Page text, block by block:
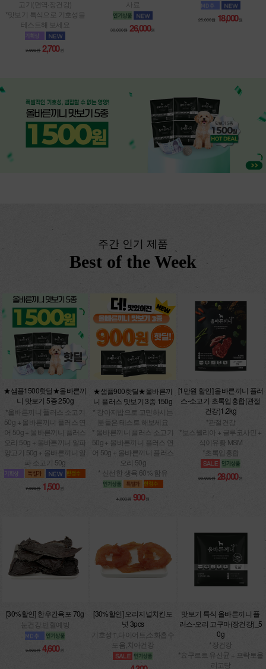
고기(면역·장건강)
*맛보기 특식으로 기호성을
테스트해 보세요
3,000원 2,700 원
사료
38,000원 26,000원
25,000원 18,000 원
주간 인기 제품
Best of the Week
★샘플1500핫딜★올바른끼
니 맛보기 5종 250g
*올바른끼니 플러스 소고기
50g + 올바른끼니 플러스 연
어 50g + 올바른끼니 플러스
오리 50g + 올바른끼니 알파
양고기 50g + 올바른끼니 알
파 소고기 50g
7,800원 1,500 원
★샘플900핫딜★올바른끼
니 플러스 맛보기 3종 150g
* 강아지밥으로 고민하시는
분들은 테스트 해보세요
* 올바른끼니 플러스 소고기
50g + 올바른끼니 플러스 연
어 50g + 올바른끼니 플러스
오리 50g
* 신선한 생육 60% 함유
4,800원 900원
[1만원 할인] 올바른끼니 플러
스-소고기 초록입홍합(관절
건강)1.2kg
*관절건강
*보스웰리아 + 글루코사민 +
식이유황 MSM
*초록입홍합
38,000원 28,000 원
[30%할인] 한우간육포 70g
눈건강,빈혈예방
6,500원 4,600 원
[30%할인] 오리지널치킨도
넛 3pcs
기호성↑,다이어트,소화흡수
도움,치아건강
맛보기 특식 올바른끼니 플
러스-오리 고구마(장건강)_5
0g
*장건강
*요구르트 유산균 + 프락토올
리고당